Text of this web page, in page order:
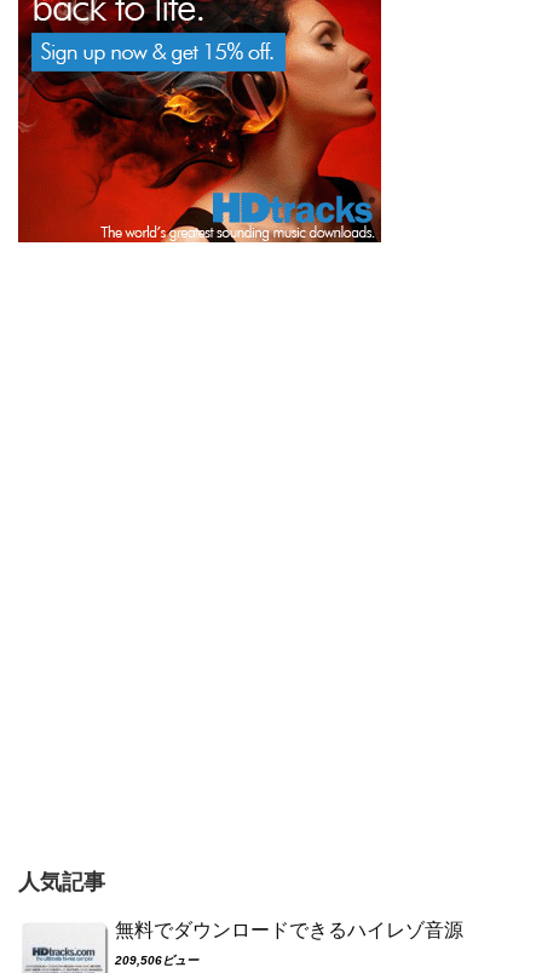
人気記事
無料でダウンロードできるハイレゾ音源
209,506ビュー